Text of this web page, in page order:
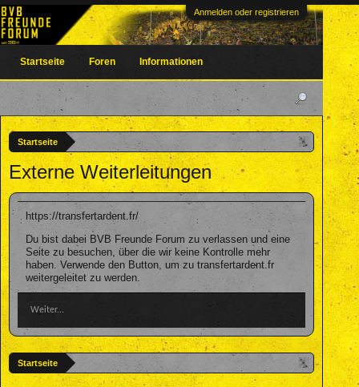
Anmelden oder registrieren
Startseite
Externe Weiterleitungen
https://transfertardent.fr/
Du bist dabei BVB Freunde Forum zu verlassen und eine
Seite zu besuchen, über die wir keine Kontrolle mehr
haben. Verwende den Button, um zu transfertardent.fr
weitergeleitet zu werden.
Weiter...
Startseite
Startseite Foren Informationen